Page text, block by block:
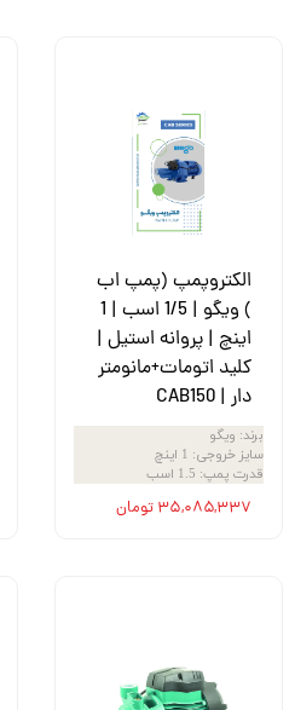
الکتروپمپ (پمپ اب
) ویگو | 1/5 اسب | 1
اینچ | پروانه استیل |
کلید اتومات+مانومتر
دار | CAB150
برند: ویگو
سایز خروجی: 1 اینچ
قدرت پمپ: 1.5 اسب
۳۵,۰۸۵,۳۳۷ تومان